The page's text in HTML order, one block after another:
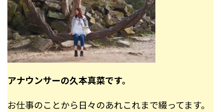
アナウンサーの久本真菜です。
お仕事のことから日々のあれこれまで綴ってます。